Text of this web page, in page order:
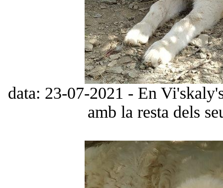
data: 23-07-2021 - En
amb la resta dels